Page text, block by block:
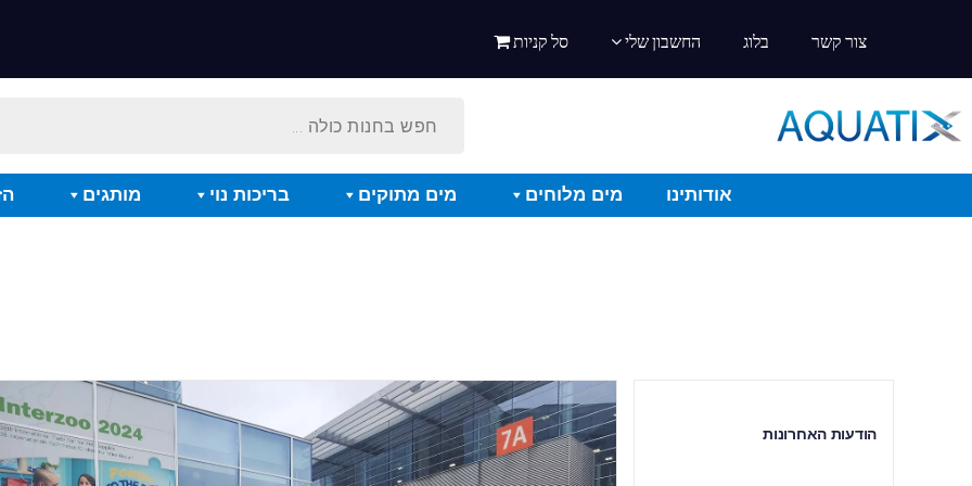
צור קשר בלוג החשבון שלי סל קניות
אודותינו מים מלוחים מים מתוקים בריכות נוי מותגים
הודעות האחרונות